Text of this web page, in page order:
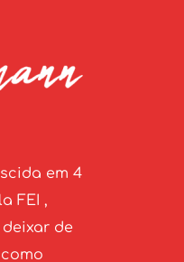
em 4
FEI ,
de